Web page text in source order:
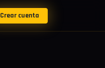
Crear cuenta